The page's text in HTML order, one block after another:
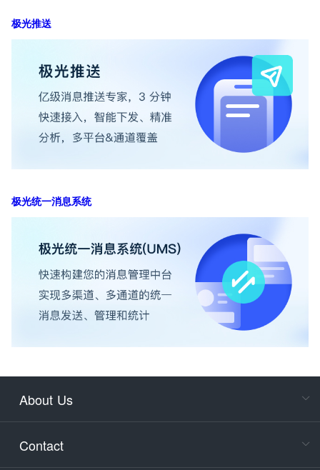
极光推送
极光统一消息系统
About Us
Contact